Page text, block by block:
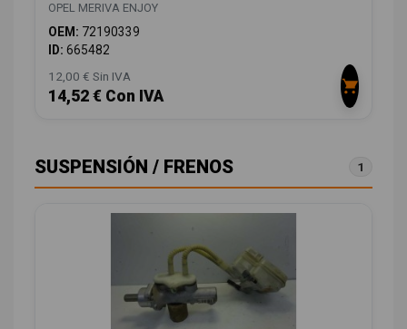
OPEL MERIVA ENJOY
OEM: 72190339
ID: 665482
12,00 € Sin IVA
14,52 € Con IVA
SUSPENSIÓN / FRENOS 1